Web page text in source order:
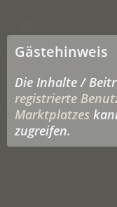
Gästehinweis
Die Inhalte /
registrierte
Marktplatzes
zugreifen.